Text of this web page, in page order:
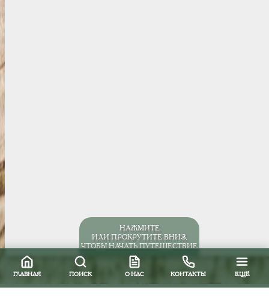
НАЖМИТЕ
ИЛИ ПРОКРУТИТЕ ВНИЗ,
ЧТОБЫ НАЧАТЬ ПУТЕШЕСТВИЕ
ГЛАВНАЯ ПОИСК О НАС КОНТАКТЫ ЕЩЁ